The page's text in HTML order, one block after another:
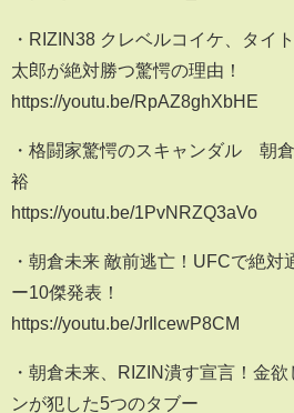
・RIZIN38 クレベルコイケ、タイ
太郎が絶対勝つ驚愕の理由！
https://youtu.be/RpAZ8ghXbHE
・格闘家驚愕のスキャンダル 朝
裕
https://youtu.be/1PvNRZQ3aVo
・朝倉未来 敵前逃亡！UFCで絶対
ー10傑発表！
https://youtu.be/JrIlcewP8CM
・朝倉未来、RIZIN潰す宣言！金
ンが犯した5つのタブー